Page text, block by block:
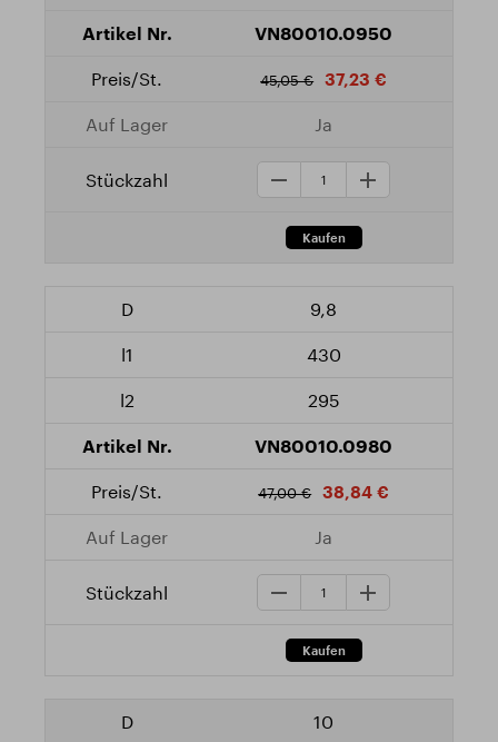
VN80010.0950
45,05 € 37,23 €
Ja
9,8
430
295
VN80010.0980
47,00 € 38,84 €
Ja
10